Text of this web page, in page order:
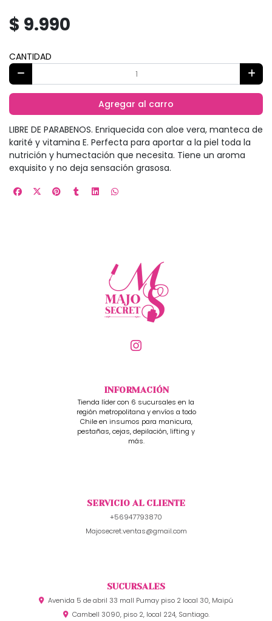
$ 9.990
CANTIDAD
Agregar al carro
LIBRE DE PARABENOS. Enriquecida con aloe vera, manteca de
karité y vitamina E. Perfecta para aportar a la piel toda la
nutrición y humectación que necesita. Tiene un aroma
exquisito y no deja sensación grasosa.
INFORMACIÓN
Tienda líder con 6 sucursales en la
región metropolitana y envíos a todo
Chile en insumos para manicura,
pestañas, cejas, depilación, lifting y
más.
SERVICIO AL CLIENTE
+56947793870
Majosecret.ventas@gmail.com
SUCURSALES
Avenida 5 de abril 33 mall Pumay piso 2 local 30, Maipú
Cambell 3090, piso 2, local 224, Santiago.